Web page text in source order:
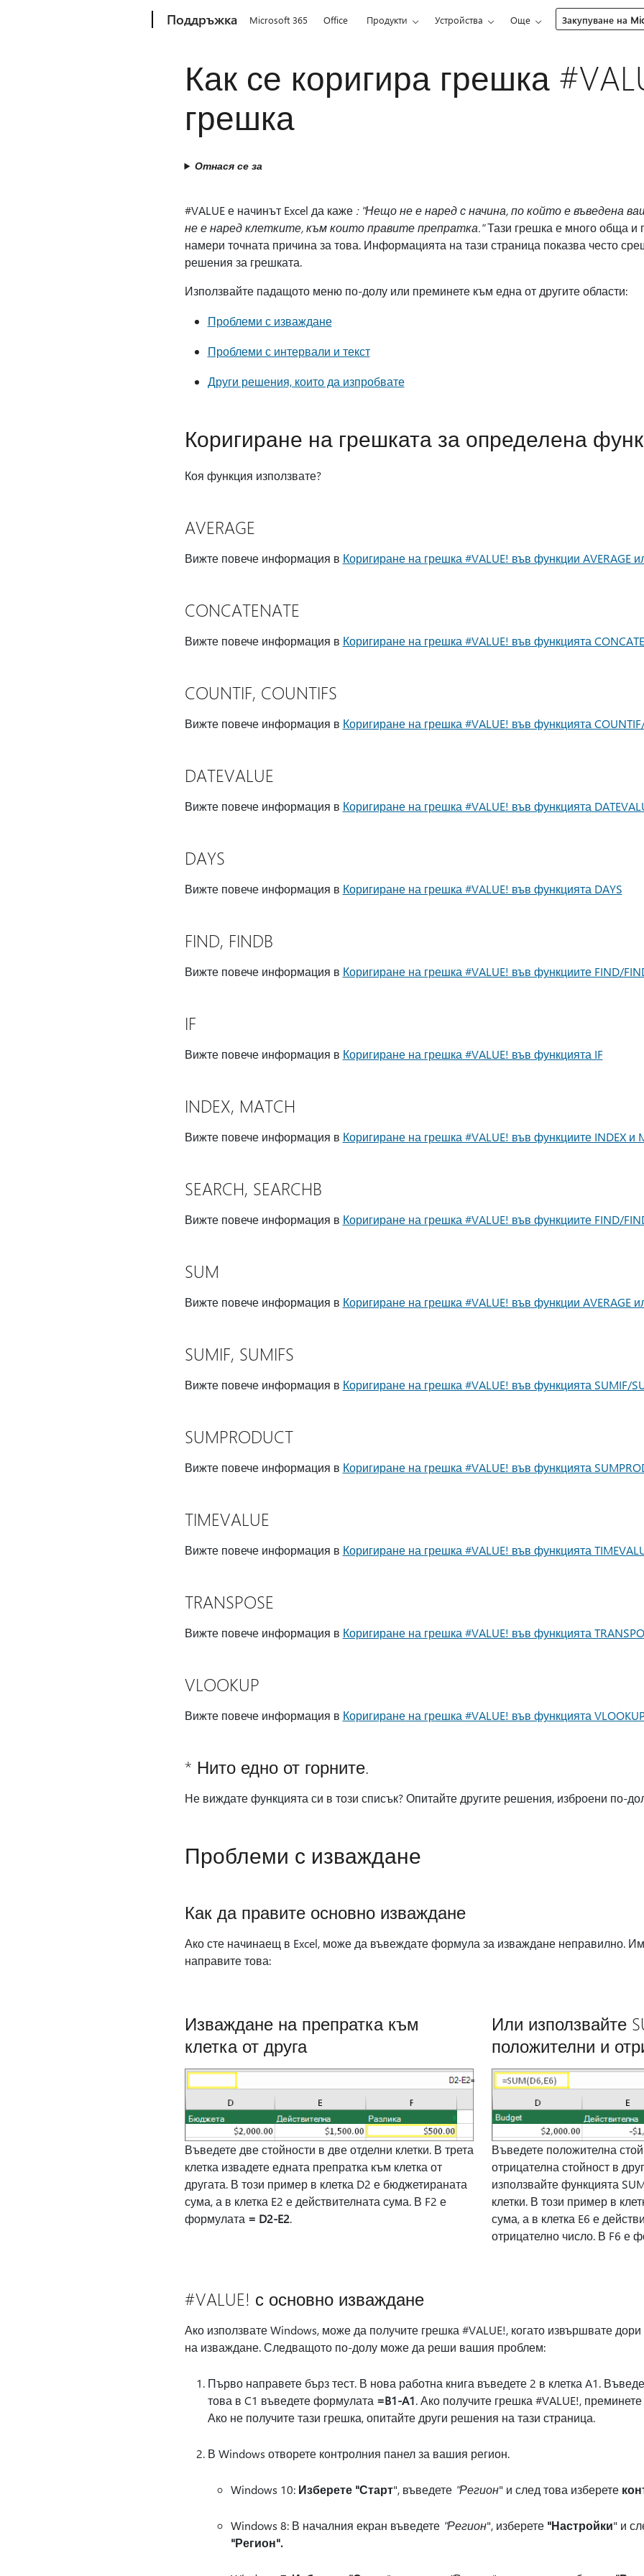
Поддръжка Microsoft 365 Office Продукти Устройства Още Закупуване на
Как се коригира грешка
грешка
Отнася се за
#VALUE е начинът Excel да каже : "Нещо не е наред с начина, по който е въведена
не е наред клетките, към които правите препратка."Тази грешка е много обща и
намери точната причина за това. Информацията на тази страница показва често
решения за грешката.
Използвайте падащото меню по-долу или преминете към една от другите области:
Проблеми с изваждане
Проблеми с интервали и текст
Други решения, които да изпробвате
Коригиране на грешката за определена
Коя функция използвате?
AVERAGE
Вижте повече информация в Коригиране на грешка #VALUE! във функции AVERAGE
CONCATENATE
Вижте повече информация в Коригиране на грешка #VALUE! във функцията
COUNTIF, COUNTIFS
Вижте повече информация в Коригиране на грешка #VALUE! във функцията
DATEVALUE
Вижте повече информация в Коригиране на грешка #VALUE! във функцията
DAYS
Вижте повече информация в Коригиране на грешка #VALUE! във функцията DAYS
FIND, FINDB
Вижте повече информация в Коригиране на грешка #VALUE! във функциите FIND/
IF
Вижте повече информация в Коригиране на грешка #VALUE! във функцията IF
INDEX, MATCH
Вижте повече информация в Коригиране на грешка #VALUE! във функциите INDEX и
SEARCH, SEARCHB
Вижте повече информация в Коригиране на грешка #VALUE! във функциите FIND/
SUM
Вижте повече информация в Коригиране на грешка #VALUE! във функции AVERAGE
SUMIF, SUMIFS
Вижте повече информация в Коригиране на грешка #VALUE! във функцията SUMIF/
SUMPRODUCT
Вижте повече информация в Коригиране на грешка #VALUE! във функцията
TIMEVALUE
Вижте повече информация в Коригиране на грешка #VALUE! във функцията
TRANSPOSE
Вижте повече информация в Коригиране на грешка #VALUE! във функцията
VLOOKUP
Вижте повече информация в Коригиране на грешка #VALUE! във функцията
* Нито едно от горните.
Не виждате функцията си в този списък? Опитайте другите решения, изброени по-
Проблеми с изваждане
Как да правите основно изваждане
Ако сте начинаещ в Excel, може да въвеждате формула за изваждане неправилно.
направите това:
Изваждане на препратка към
клетка от друга
Въведете две стойности в две отделни клетки. В трета
клетка извадете едната препратка към клетка от
другата. В този пример в клетка D2 е бюджетираната
сума, а в клетка E2 е действителната сума. В F2 е
формулата = D2-E2.
Или използвайте
положителни и
Въведете положителна
отрицателна стойност в
използвайте функцията
клетки. В този пример в
сума, а в клетка E6 е
отрицателно число. В F6 е
#VALUE! с основно изваждане
Ако използвате Windows, може да получите грешка #VALUE!, когато извършвате
на изваждане. Следващото по-долу може да реши вашия проблем:
Първо направете бърз тест. В нова работна книга въведете 2 в клетка A1.
това в C1 въведете формулата =B1-A1. Ако получите грешка #VALUE!,
Ако не получите тази грешка, опитайте други решения на тази страница.
В Windows отворете контролния панел за вашия регион.
Windows 10: Изберете "Старт", въведете "Регион" и след това изберете
Windows 8: В началния екран въведете "Регион", изберете "Настройки" и
"Регион".